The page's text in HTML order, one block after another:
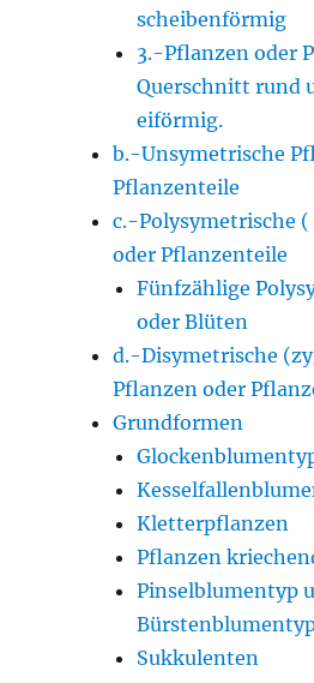
scheibenförmig
3.-Pflanzen oder
Querschnitt rund
eiförmig.
b.-Unsymetrische
Pflanzenteile
c.-Polysymetrische
oder Pflanzenteile
Fünfzählige
oder Blüten
d.-Disymetrische
Pflanzen oder
Grundformen
Kletterpflanzen
Pflanzen
Pinselblumentyp
Sukkulenten